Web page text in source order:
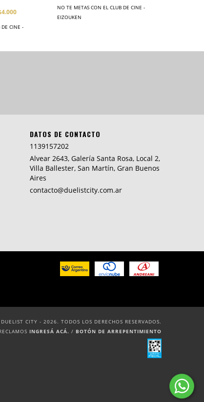
DE CINE -
NO TE METAS CON EL CLUB DE CINE -
EIZOUKEN
DATOS DE CONTACTO
1139157202
Alvear 2643, Galería Santa Rosa, Local 2,
Villa Ballester, San Martín, Gran Buenos
Aires
contacto@duelistcity.com.ar
CITY - 2026. TODOS LOS DERECHOS RESERVADOS.
INGRESÁ ACÁ. / BOTÓN DE ARREPENTIMIENTO